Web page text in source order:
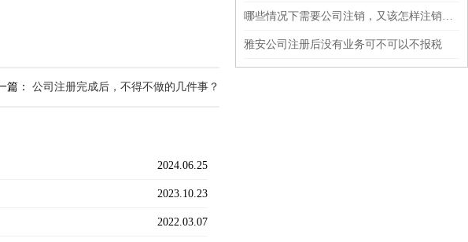
篇：公司注册完成后，不得不做的几件事？
2024.06.25
2023.10.23
2022.03.07
哪些情况下需要公司注销，又该怎样注销呢？
雅安公司注册后没有业务可不可以不报税